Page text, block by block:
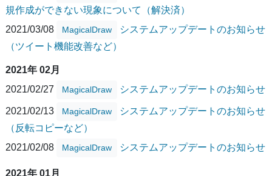
規作成ができない現象について（解決済）
2021/03/08
MagicalDraw
システムアップデートのお知らせ
（ツイート機能改善など）
2021年 02月
2021/02/27
MagicalDraw システムアップデートのお知らせ
2021/02/13 MagicalDraw
システムアップデートのお知らせ
（反転コピーなど）
2021/02/08
MagicalDraw システムアップデートのお知らせ
2021年 01月